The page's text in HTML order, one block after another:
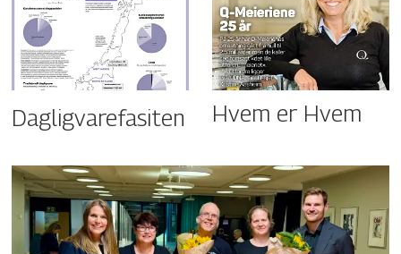
Dagligvarefasiten Hvem er Hvem